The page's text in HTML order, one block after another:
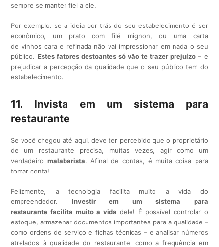
sempre se manter fiel a ele.
Por exemplo: se a ideia por trás do seu estabelecimento é ser
econômico, um prato com filé mignon, ou uma carta
de vinhos cara e refinada não vai impressionar em nada o seu
público. Estes fatores destoantes só vão te trazer prejuízo – e
prejudicar a percepção da qualidade que o seu público tem do
estabelecimento.
11. Invista em um sistema para
restaurante
Se você chegou até aqui, deve ter percebido que o proprietário
de um restaurante precisa, muitas vezes, agir como um
verdadeiro malabarista. Afinal de contas, é muita coisa para
tomar conta!
Felizmente, a tecnologia facilita muito a vida do
empreendedor. Investir em um sistema para
restaurante facilita muito a vida dele! É possível controlar o
estoque, armazenar documentos importantes para a qualidade –
como ordens de serviço e fichas técnicas – e analisar números
atrelados à qualidade do restaurante, como a frequência em